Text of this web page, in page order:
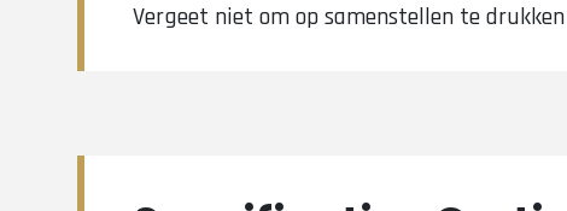
Vergeet niet om op samenstellen te